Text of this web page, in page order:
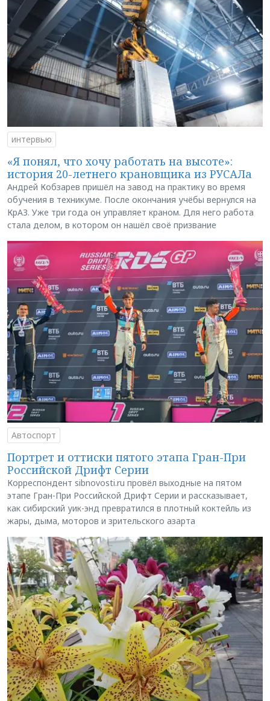
интервью
«Я понял, что хочу работать на высоте»:
история 20-летнего крановщика из РУСАЛа
Андрей Кобзарев пришёл на завод на практику во время
обучения в техникуме. После окончания учёбы вернулся на
КрАЗ. Уже три года он управляет краном. Для него работа
стала делом, в котором он нашёл своё призвание
Автоспорт
Портрет и оттиски пятого этапа Гран-При
Российской Дрифт Серии
Корреспондент sibnovosti.ru провёл выходные на пятом
этапе Гран-При Российской Дрифт Серии и рассказывает,
как сибирский уик-энд превратился в плотный коктейль из
жары, дыма, моторов и зрительского азарта